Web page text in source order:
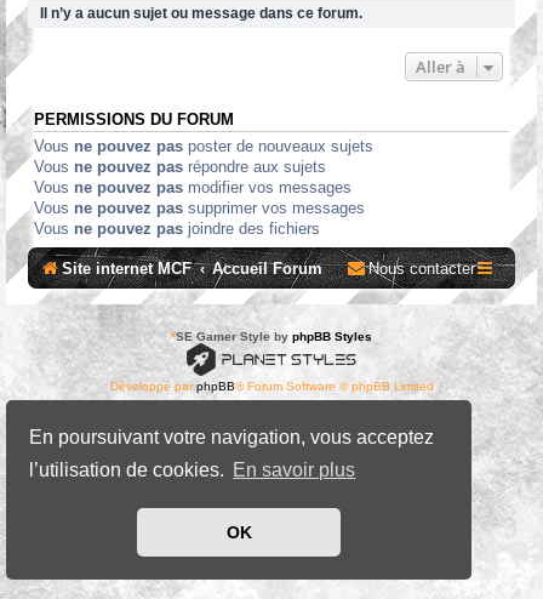
En poursuivant votre navigation, vous acceptez
l’utilisation de cookies. En savoir plus
OK
Il n’y a aucun sujet ou message dans ce forum.
Aller à
PERMISSIONS DU FORUM
Vous ne pouvez pas poster de nouveaux sujets
Vous ne pouvez pas répondre aux sujets
Vous ne pouvez pas modifier vos messages
Vous ne pouvez pas supprimer vos messages
Vous ne pouvez pas joindre des fichiers
Site internet MCF Accueil Forum Nous contacter
*SE Gamer Style by phpBB Styles
Développé parphpBB® Forum Software © phpBB Limited
Confidentialité|